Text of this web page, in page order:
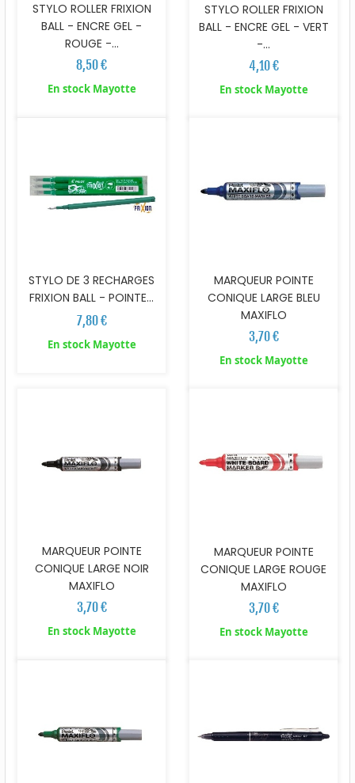
STYLO ROLLER FRIXION
BALL - ENCRE GEL -
ROUGE -...
8,50 €
En stock Mayotte
STYLO ROLLER FRIXION
BALL - ENCRE GEL - VERT
-...
4,10 €
En stock Mayotte
STYLO DE 3 RECHARGES
FRIXION BALL - POINTE...
7,80 €
En stock Mayotte
MARQUEUR POINTE
CONIQUE LARGE BLEU
MAXIFLO
3,70 €
En stock Mayotte
MARQUEUR POINTE
CONIQUE LARGE NOIR
MAXIFLO
3,70 €
En stock Mayotte
MARQUEUR POINTE
CONIQUE LARGE ROUGE
MAXIFLO
3,70 €
En stock Mayotte